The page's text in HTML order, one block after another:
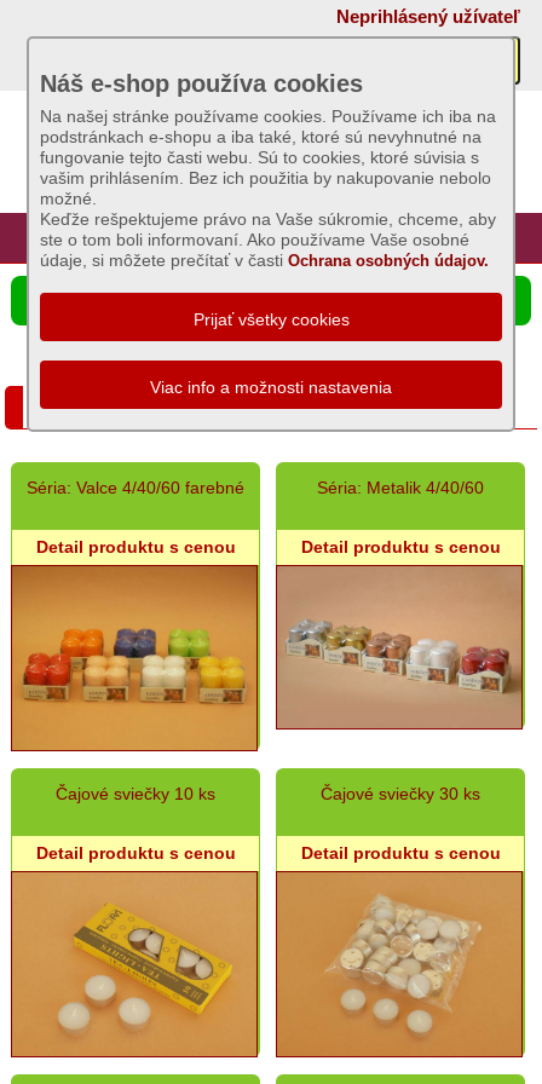
Neprihlásený užívateľ
Úvod Hlavná stránka Prihlásenie Registrácia
Náš e-shop používa cookies
Na našej stránke používame cookies. Používame ich iba na
podstránkach e-shopu a iba také, ktoré sú nevyhnutné na
fungovanie tejto časti webu. Sú to cookies, ktoré súvisia s
vašim prihlásením. Bez ich použitia by nakupovanie nebolo
možné.
Keďže rešpektujeme právo na Vaše súkromie, chceme, aby
ste o tom boli informovaní. Ako používame Vaše osobné
údaje, si môžete prečítať v častiOchrana osobných údajov.
☰ Ponuka produktov
Akcie
AKCIE:
Sviečky
AKCIE:
Záhradný
sortiment
AKCIE:
Semená
osivá
AKCIE:
Chovateľské
potreby
AKCIE:
Grilovací
AKCIE:
Dekorácie
Domáce
potreby
AKCIE:
sortiment
Akciový
Sviečky
Záhradný
sortiment
AKCIE: Sviečky
Séria: Valce 4/40/60 farebné
Detail produktu s cenou
Séria: Metalik 4/40/60
Detail produktu s cenou
Čajové sviečky 10 ks
Detail produktu s cenou
Čajové sviečky 30 ks
Detail produktu s cenou